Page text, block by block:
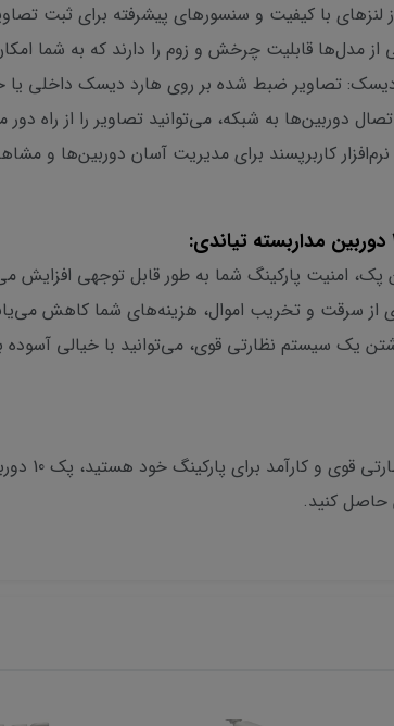
از لنزهای با کیفیت و سنسورهای پیشرفته برای ثبت
مدل‌ها قابلیت چرخش و زوم را دارند که به شما
تصاویر ضبط شده بر روی هارد دیسک داخلی یا
دوربین‌ها به شبکه، می‌توانید تصاویر را از راه
نرم‌افزار کاربرپسند برای مدیریت آسان دوربین‌ها و
امنیت پارکینگ شما به طور قابل توجهی افزایش
از سرقت و تخریب اموال، هزینه‌های شما کاهش
یک سیستم نظارتی قوی، می‌توانید با خیالی آسوده
اگر
حاصل کنید.